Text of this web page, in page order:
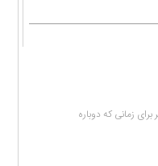
زمانی که دوباره